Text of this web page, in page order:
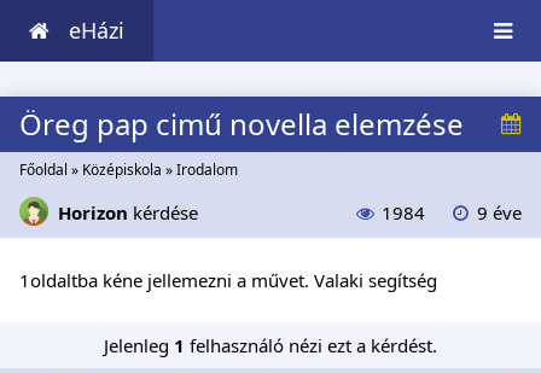
eHázi
Öreg pap cimű novella elemzése
Főoldal » Középiskola »Irodalom
Horizon kérdése 1984 9 éve
1oldaltba kéne jellemezni a művet. Valaki segítség
Jelenleg 1 felhasználó nézi ezt a kérdést.